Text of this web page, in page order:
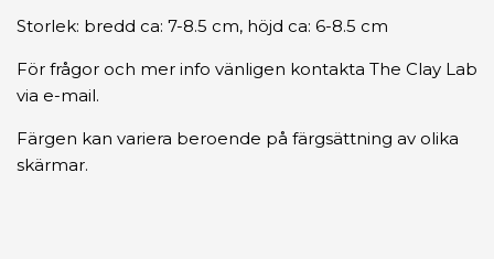
Storlek: bredd ca: 7-8.5 cm, höjd ca: 6-8.5 cm
För frågor och mer info vänligen kontakta The Clay Lab
via e-mail.
Färgen kan variera beroende på färgsättning av olika
skärmar.